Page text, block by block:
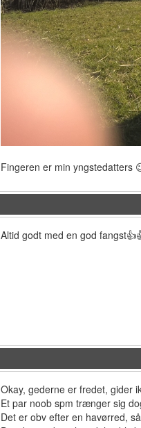
Fingeren er min yngstedatters
Altid godt med en god
Okay, gederne er fredet, gider
Et par noob spm trænger sig
Det er obv efter en havørred,